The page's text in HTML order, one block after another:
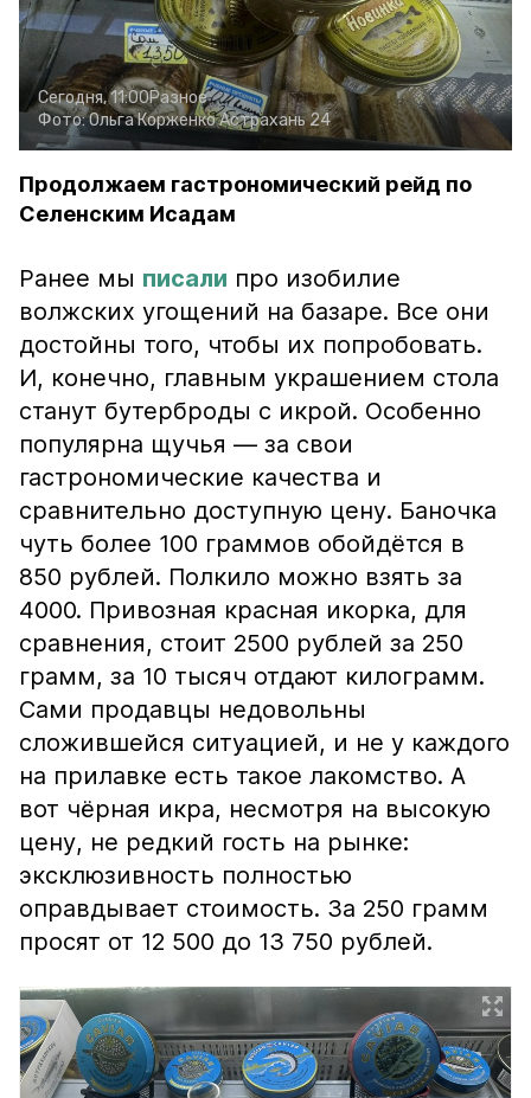
Сегодня, 11:00Разное
Фото:Ольга КорженкоАстрахань 24
Продолжаем гастрономический рейд по
Селенским Исадам
Ранее мы писали про изобилие
волжских угощений на базаре. Все они
достойны того, чтобы их попробовать.
И, конечно, главным украшением стола
станут бутерброды с икрой. Особенно
популярна щучья — за свои
гастрономические качества и
сравнительно доступную цену. Баночка
чуть более 100 граммов обойдётся в
850 рублей. Полкило можно взять за
4000. Привозная красная икорка, для
сравнения, стоит 2500 рублей за 250
грамм, за 10 тысяч отдают килограмм.
Сами продавцы недовольны
сложившейся ситуацией, и не у каждого
на прилавке есть такое лакомство. А
вот чёрная икра, несмотря на высокую
цену, не редкий гость на рынке:
эксклюзивность полностью
оправдывает стоимость. За 250 грамм
просят от 12 500 до 13 750 рублей.